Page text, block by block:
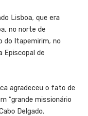
Lisboa, que era
no norte de
do Itapemirim, no
Episcopal de
agradeceu o fato de
“grande missionário
Delgado.